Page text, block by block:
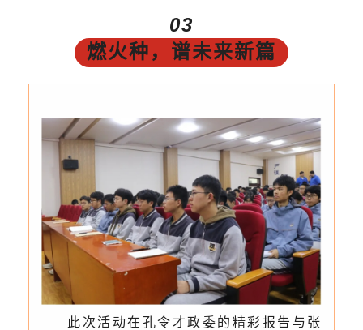
03
燃火种，谱未来新篇
此次活动在孔令才政委的精彩报告与张